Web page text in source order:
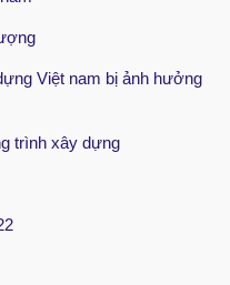
Việt nam bị ảnh hưởng
trình xây dựng